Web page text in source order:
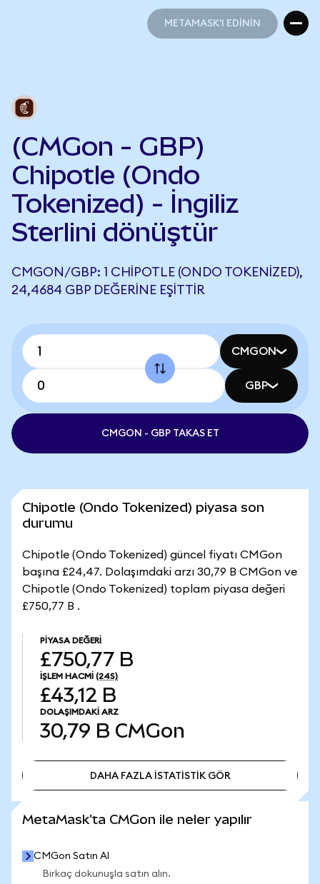
METAMASK'I EDİNİN
(CMGon - GBP)
Chipotle (Ondo
Tokenized) - İngiliz
Sterlini dönüştür
CMGON/GBP: 1 CHIPOTLE (ONDO TOKENIZED),
24,4684 GBP DEĞERINE EŞITTIR
CMGON
GBP
CMGON - GBP TAKAS ET
Chipotle (Ondo Tokenized) piyasa son
durumu
Chipotle (Ondo Tokenized) güncel fiyatı CMGon
başına £24,47. Dolaşımdaki arzı 30,79 B CMGon ve
Chipotle (Ondo Tokenized) toplam piyasa değeri
£750,77 B .
PIYASA DEĞERI
£750,77 B
İŞLEM HACMI (24S)
£43,12 B
DOLAŞIMDAKI ARZ
30,79 B CMGon
DAHA FAZLA İSTATİSTİK GÖR
MetaMask'ta CMGon ile neler yapılır
CMGon Satın Al
Birkaç dokunuşla satın alın.